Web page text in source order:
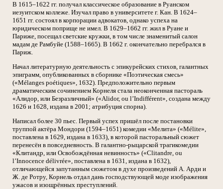
В 1615–1622 гг. получал классическое образование в Руанском
иезуитском коллеже. Изучал право в университете г. Кан. В 1624–
1651 гг. состоял в корпорации адвокатов, однако успеха на
юридическом поприще не имел. В 1629–1662 гг. жил в Руане и
Париже, посещал светские кружки, в том числе знаменитый салон
мадам де Рамбуйе (1588–1665). В 1662 г. окончательно перебрался в
Париж.
Начал литературную деятельность с эпикурейских стихов, галантных
эпиграмм, опубликованных в сборнике «Поэтическая смесь»
(«Mélanges poétiques», 1632). Предположительно первым
драматическим сочинением Корнеля стала неоконченная пастораль
«Алидор, или Безразличный» («Alidor, ou l’Indifférent», создана между
1626 и 1628, издана в 2001; атрибуция спорна).
Написал более 30 пьес. Первый успех пришёл после постановки
труппой актёра Мондори (1594–1651) комедии «Мелита» («Mélite»,
поставлена в 1629, издана в 1633), в которой пасторальный сюжет
перенесён в повседневность. В галантно-рыцарской трагикомедии
«Клитандр, или Освобождённая невинность» («Clitandre, ou
l’Innocence délivrée», поставлена в 1631, издана в 1632),
отличающейся запутанным сюжетом в духе произведений А. Арди и
Ж. де Ротру, Корнель отдал дань господствующей моде изображения
ужасов и изощрённых преступлений.